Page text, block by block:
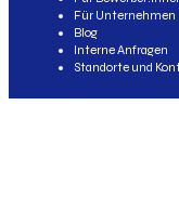
Für Unternehmen
Blog
Interne Anfragen
Standorte und